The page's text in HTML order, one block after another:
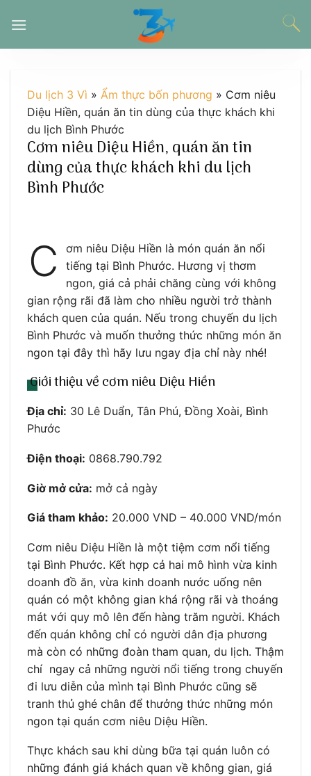
đến
Du lịch 3 Vì » Ẩm thực bốn phương » Cơm niêu
Diệu Hiền, quán ăn tin dùng của thực khách khi
du lịch Bình Phước
Cơm niêu Diệu Hiền, quán ăn tin
dùng của thực khách khi du lịch
Bình Phước
C
ơm niêu Diệu Hiền là món quán ăn nổi
tiếng tại Bình Phước. Hương vị thơm
ngon, giá cả phải chăng cùng với không
gian rộng rãi đã làm cho nhiều người trở thành
khách quen của quán. Nếu trong chuyến du lịch
Bình Phước và muốn thưởng thức những món ăn
ngon tại đây thì hãy lưu ngay địa chỉ này nhé!
Giới thiệu về cơm niêu Diệu Hiền
Địa chỉ: 30 Lê Duẩn, Tân Phú, Đồng Xoài, Bình
Phước
Điện thoại: 0868.790.792
Giờ mở cửa: mở cả ngày
Giá tham khảo: 20.000 VND – 40.000 VND/món
Cơm niêu Diệu Hiền là một tiệm cơm nổi tiếng
tại Bình Phước. Kết hợp cả hai mô hình vừa kinh
doanh đồ ăn, vừa kinh doanh nước uống nên
quán có một không gian khá rộng rãi và thoáng
mát với quy mô lên đến hàng trăm người. Khách
đến quán không chỉ có người dân địa phương
mà còn có những đoàn tham quan, du lịch. Thậm
chí ngay cả những người nổi tiếng trong chuyến
đi lưu diễn của mình tại Bình Phước cũng sẽ
tranh thủ ghé chân để thưởng thức những món
ngon tại quán cơm niêu Diệu Hiền.
Thực khách sau khi dùng bữa tại quán luôn có
những đánh giá khách quan về không gian, giá